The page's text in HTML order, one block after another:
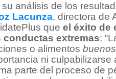
su análisis de los
Lacunza, directora de
que el éxito de
conductas extremas:
o alimentos buenos
ni culpabilizarse
parte del proceso de